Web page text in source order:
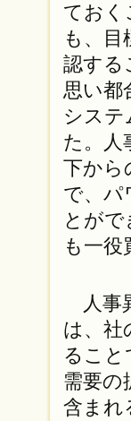
ておく
も、目
認する
思い都
システ
た。人
下から
で、パ
とがで
も一
人事
は、社
ること
需要の
含まれ